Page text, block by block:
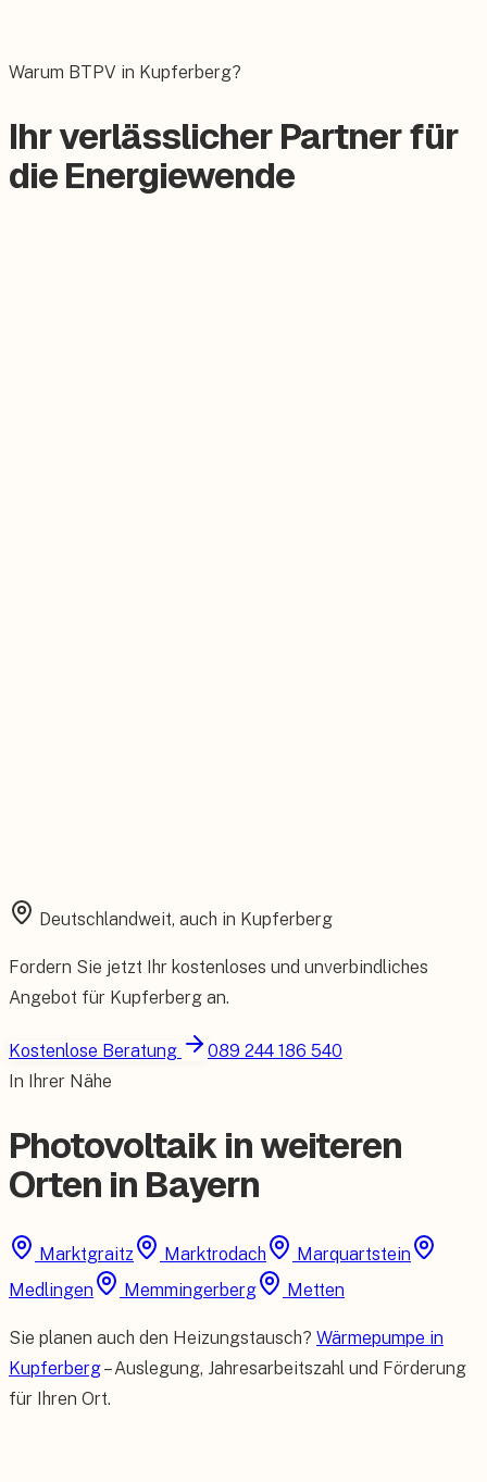
Warum BTPV in Kupferberg?
Ihr verlässlicher Partner für
die Energiewende
Deutschlandweit, auch in Kupferberg
Fordern Sie jetzt Ihr kostenloses und unverbindliches
Angebot für Kupferberg an.
Kostenlose Beratung
089 244 186 540
In Ihrer Nähe
Photovoltaik in weiteren
Orten in Bayern
Marktgraitz Marktrodach
Marquartstein
Medlingen
Memmingerberg Metten
Sie planen auch den Heizungstausch? Wärmepumpe in
Kupferberg– Auslegung, Jahresarbeitszahl und Förderung
für Ihren Ort.